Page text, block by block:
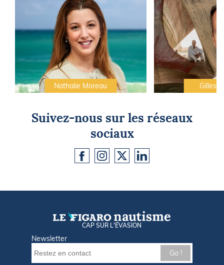
Nathalie Moreau Gilles
Suivez-nous sur les réseaux
sociaux
CAP SUR L'ÉVASION
Newsletter
Go !